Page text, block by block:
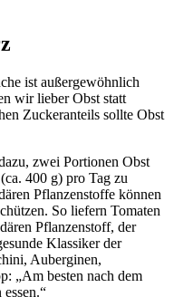
ist außergewöhnlich
wir lieber Obst statt
Zuckeranteils sollte Obst
zwei Portionen Obst
400 g) pro Tag zu
Pflanzenstoffe können
So liefern Tomaten
Pflanzenstoff, der
Klassiker der
Auberginen,
„Am besten nach dem